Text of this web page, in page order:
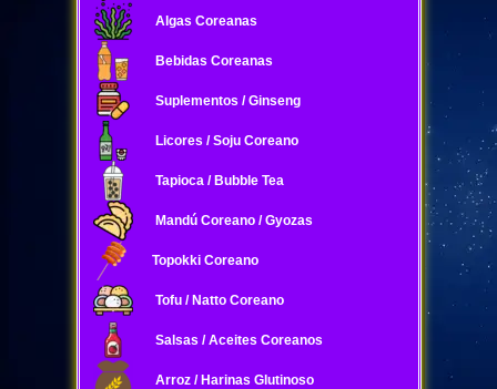
Algas Coreanas
Bebidas Coreanas
Suplementos / Ginseng
Licores / Soju Coreano
Tapioca / Bubble Tea
Mandú Coreano / Gyozas
Topokki Coreano
Tofu / Natto Coreano
Salsas / Aceites Coreanos
Arroz / Harinas Glutinoso